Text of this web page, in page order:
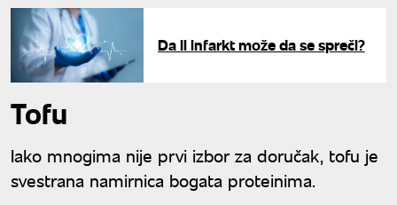
Da li infarkt može da se spreči?
Tofu
Iako mnogima nije prvi izbor za doručak, tofu je
svestrana namirnica bogata proteinima.